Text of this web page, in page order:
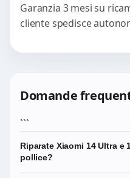
Garanzia 3 mesi su
cliente spedisce
Domande
```
Riparate Xiaomi 14 Ultra e
pollice?